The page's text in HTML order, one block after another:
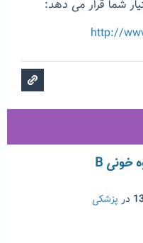
شما قرار می دهد:
http://
آیا آب معدنی برای گروه خونی B
در پزشکی